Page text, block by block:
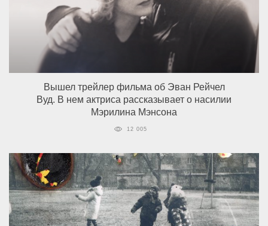
Вышел трейлер фильма об Эван Рейчел
Вуд. В нем актриса рассказывает о насилии
Мэрилина Мэнсона
12 005